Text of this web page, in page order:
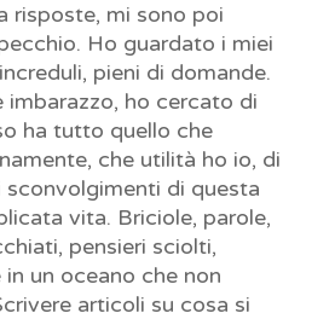
risposte, mi sono poi
Ho guardato i miei
pieni di domande.
imbarazzo, ho cercato di
ha tutto quello che
che utilità ho io, di
di questa
vita. Briciole, parole,
pensieri sciolti,
un oceano che non
articoli su cosa si